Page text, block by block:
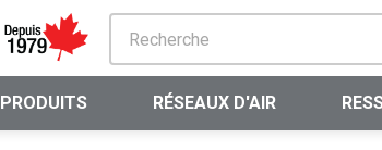
PRODUITS RÉSEAUX D'AIR